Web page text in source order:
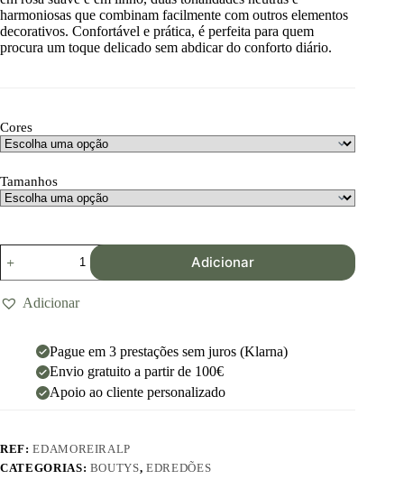
harmoniosas que combinam facilmente com outros elementos
decorativos. Confortável e prática, é perfeita para quem
procura um toque delicado sem abdicar do conforto diário.
Cores
Tamanhos
Adicionar
Adicionar
Pague em 3 prestações sem juros (Klarna)
Envio gratuito a partir de 100€
Apoio ao cliente personalizado
REF:EDAMOREIRALP
CATEGORIAS: BOUTYS,EDREDÕES